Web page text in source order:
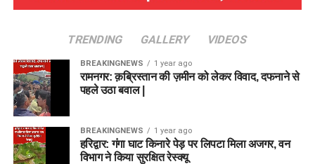
TRENDING GALLERY VIDEOS
BREAKINGNEWS 1 year ago
रामनगर: क़ब्रिस्तान की ज़मीन को लेकर विवाद, दफनाने से
पहले उठा बवाल |
BREAKINGNEWS 1 year ago
हरिद्वार: गंगा घाट किनारे पेड़ पर लिपटा मिला अजगर, वन
विभाग ने किया सुरक्षित रेस्क्यू